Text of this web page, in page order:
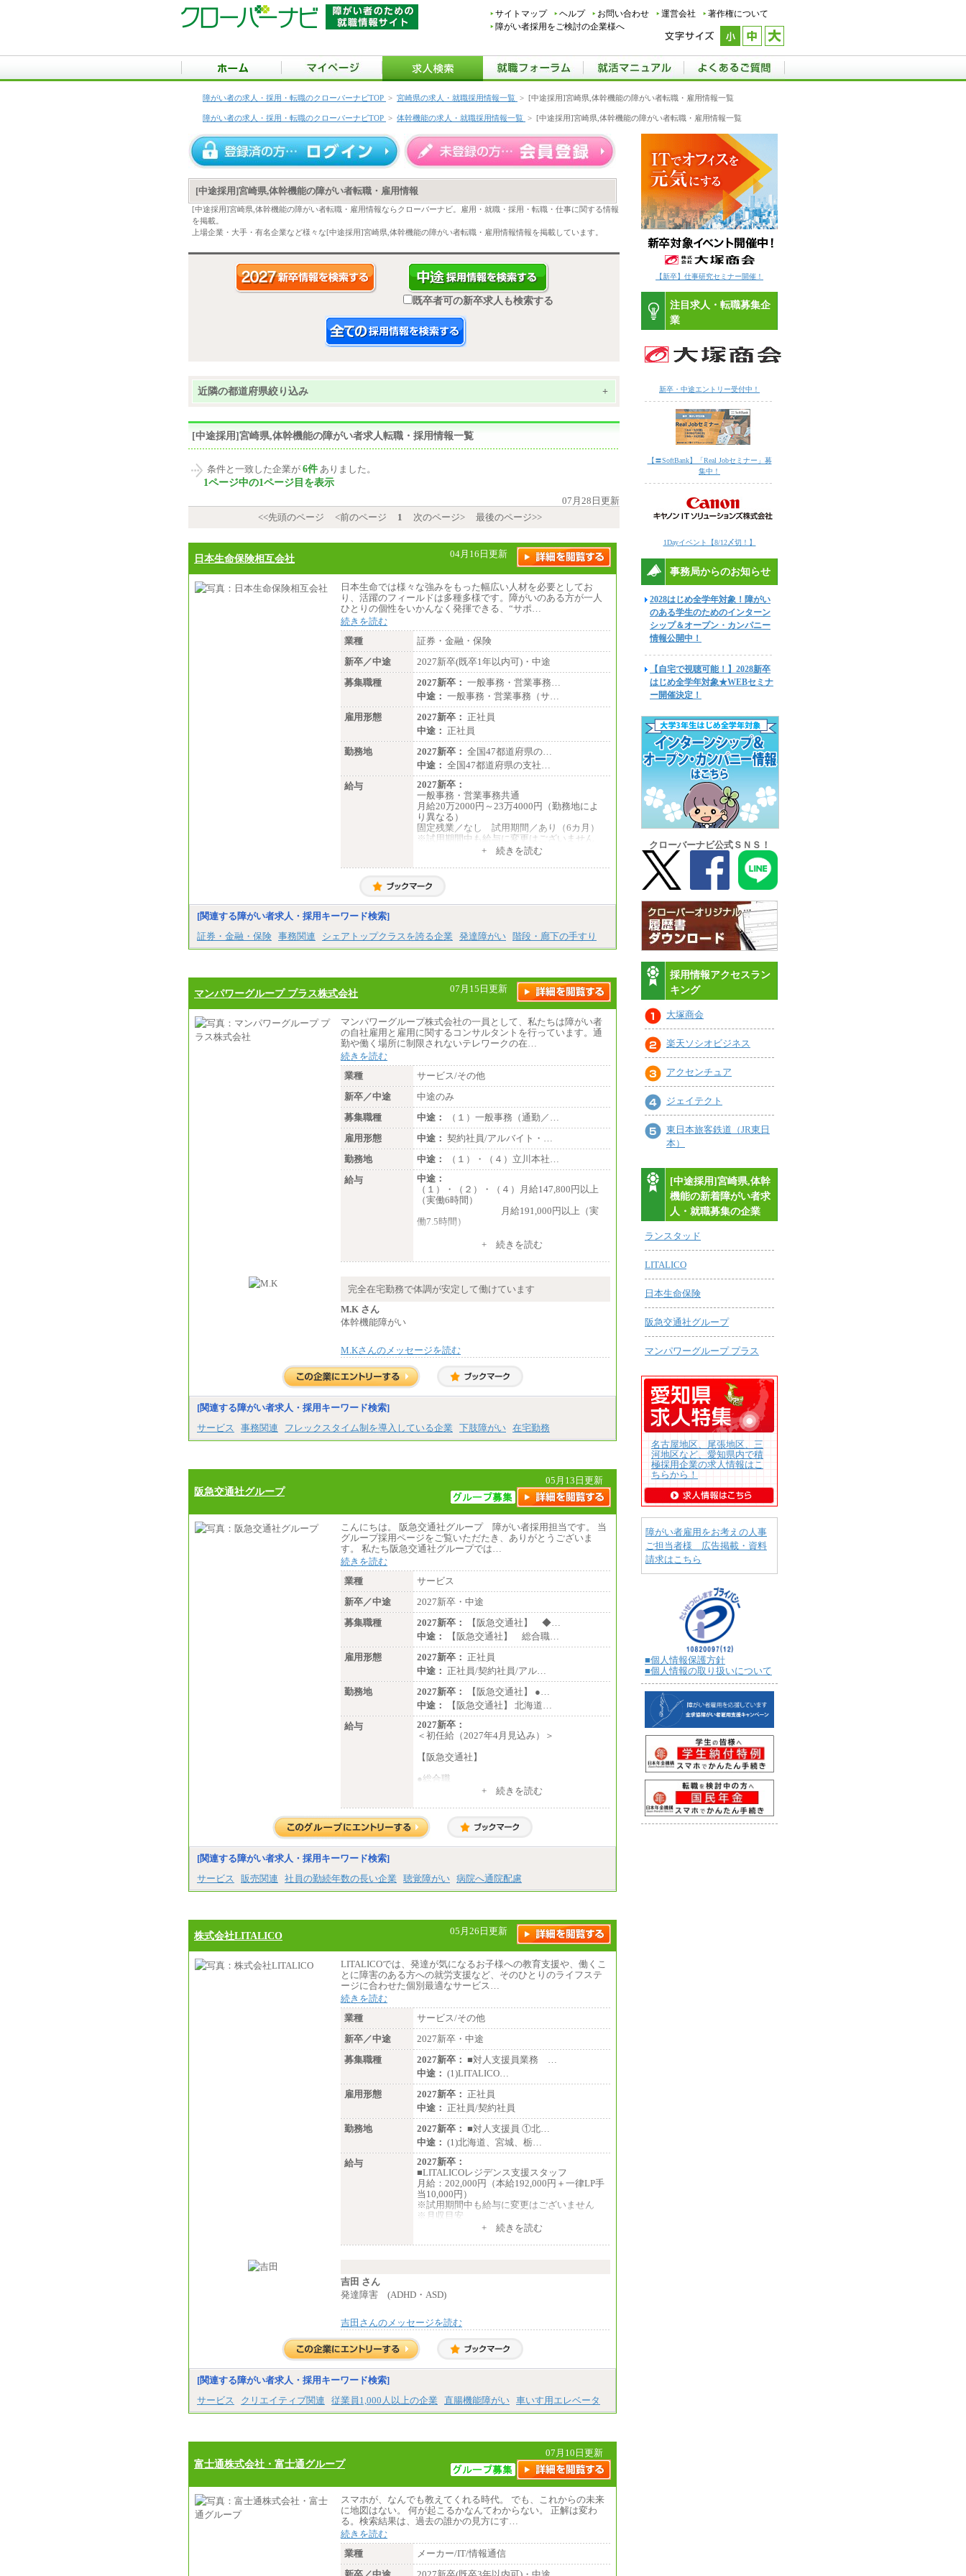
サイトマップ ヘルプ お問い合わせ 運営会社
著作権について
障がい者採用をご検討の企業様へ
障がい者の求人・採用・転職のクローバーナビTOP > 宮崎県の求人・就職採用情報一覧 > [中途採用]宮崎県,体幹機能の障がい者転職・雇用情報一覧
障がい者の求人・採用・転職のクローバーナビTOP > 体幹機能の求人・就職採用情報一覧 > [中途採用]宮崎県,体幹機能の障がい者転職・雇用情報一覧
[中途採用]宮崎県,体幹機能の障がい者転職・雇用情報
[中途採用]宮崎県,体幹機能の障がい者転職・雇用情報ならクローバーナビ。雇用・就職・採用・転職・仕事に関する情報
を掲載。
上場企業・大手・有名企業など様々な[中途採用]宮崎県,体幹機能の障がい者転職・雇用情報情報を掲載しています。
既卒者可の新卒求人も検索する
近隣の都道府県絞り込み +
[中途採用]宮崎県,体幹機能の障がい者求人転職・採用情報一覧
条件と一致した企業が 6件 ありました。
1ページ中の1ページ目を表示
07月28日更新
<<先頭のページ
<前のページ 1 次のページ> 最後のページ>>
日本生命保険相互会社 04月16日更新
日本生命では様々な強みをもった幅広い人材を必要としてお
り、活躍のフィールドは多種多様です。障がいのある方が一人
ひとりの個性をいかんなく発揮できる、“サポ…
続きを読む
業種
証券・金融・保険
新卒／中途
2027新卒(既卒1年以内可)・中途
募集職種
2027新卒： 一般事務・営業事務…
中途： 一般事務・営業事務（サ…
雇用形態
2027新卒： 正社員
中途： 正社員
勤務地
2027新卒： 全国47都道府県の…
中途： 全国47都道府県の支社…
給与
2027新卒：
一般事務・営業事務共通
月給20万2000円～23万4000円（勤務地によ
り異なる）
固定残業／なし 試用期間／あり（6カ月）
※試用期間中も給与に変更はございません
一般事務・営業事務共通
月給20万2000円～23万4000円（勤務地によ
り異なる）
固定残業／なし 試用期間／あり（6か月）
※試用期間中も給与に変更はございません。
+ 続きを読む
[関連する障がい者求人・採用キーワード検索]
証券・金融・保険 事務関連 シェアトップクラスを誇る企業 発達障がい 階段・廊下の手すり
マンパワーグループ プラス株式会社 07月15日更新
マンパワーグループ株式会社の一員として、私たちは障がい者
の自社雇用と雇用に関するコンサルタントを行っています。通
勤や働く場所に制限されないテレワークの在…
続きを読む
業種
サービス/その他
新卒／中途
中途のみ
募集職種
中途：
（１）一般事務（通勤／…
雇用形態
中途： 契約社員/アルバイト・…
勤務地
中途：
（１）・（４）立川本社…
給与
中途：
（１）・（２）・（４）月給147,800円以上
（実働6時間）
月給191,000円以上（実
働7.5時間）
（３）月給191,000円以上（実働7.5時間）
（５）月給147,800円以上（実働6時間）
時給 1,226円（実働4.5時間）
※基本給に加算して以下手当有（いず
※全ての求人において試用期間中も給与に変
更はございません。
+ 続きを読む
完全在宅勤務で体調が安定して働けています
M.K さん
体幹機能障がい
M.Kさんのメッセージを読む
[関連する障がい者求人・採用キーワード検索]
サービス
事務関連 フレックスタイム制を導入している企業 下肢障がい 在宅勤務
阪急交通社グループ
05月13日更新
こんにちは。 阪急交通社グループ 障がい者採用担当です。 当
グループ採用ページをご覧いただたき、ありがとうございま
す。 私たち阪急交通社グループでは…
続きを読む
業種
サービス
新卒／中途
2027新卒・中途
募集職種
2027新卒：
【阪急交通社】 ◆…
中途：
【阪急交通社】 総合職…
雇用形態
2027新卒： 正社員
中途： 正社員/契約社員/アル…
勤務地
2027新卒：
【阪急交通社】 ●…
中途：
【阪急交通社】 北海道…
給与
2027新卒：
＜初任給（2027年4月見込み）＞
【阪急交通社】
●総合職
月給250,000円(※1)、247,000円(※2)、242,
000円(※3)、239,000円(※4)、237,000円（※
5）
5）
※3…愛知県、静岡県
※4…北海道、宮城県、栃木県、群馬県、長
野県、新潟県、富山県、石川県、岡山県、広
島県、山口県、香川県、福岡県
※5…青森県、鳥取県、島根県、愛媛県、高
知県、大分県、長崎県、熊本県、宮崎県、鹿
児島県、沖縄県、福島県、山形県
・月給には一律地域手当を含んだ金額を表示
00円、※3…28,000円、※4…25,000円、※
5…23,000円）
・試用期間中も給与変更なし
●基幹職（地域限定社員）
・大学・院卒／月給185,000 円～219,000 円
※勤務地により異なる。
〈東京・神奈川〉219,00
0 円 〈大阪・兵庫〉209,000 円
〈愛知〉194,500 円
〈福岡〉185,000 円
・専門・短大卒／月給185,000 円～210,000
円 ※勤務地により異なる。
〈東京・神奈川〉210,
000 円 〈大阪・兵庫〉200,000 円
〈愛知〉194,500 円
〈福岡〉185,000円
※基本給のみ（地域手当なし）
2,000円～(※3)、239,000円～(※4)、237,000
・月給は一律地域手当を含んだ金額を表示
（※1…36,000円、※2…33,000円、※3…28,0
・試用期間中も給与変更なし
◆正社員/基幹職
〈愛知〉月給194,500 円～ 〈福岡〉月給185,0
00 円～
月給187,500円～(※1)、184,000円～(※2)、18
0,500円～(※3)、170,500～(※4)、168,000円
～（※5）
※1…東京都、埼玉県、千葉県、神奈川県
※2…大阪府、京都府、兵庫県、滋賀県
※4…北海道、宮城県、栃木県、群馬県、長
野県、新潟県、富山県、石川県、岡山県、広
島県、山口県、香川県、福岡県
+ 続きを読む
[関連する障がい者求人・採用キーワード検索]
サービス
販売関連 社員の勤続年数の長い企業 聴覚障がい 病院へ通院配慮
株式会社LITALICO 05月26日更新
LITALICOでは、発達が気になるお子様への教育支援や、働くこ
とに障害のある方への就労支援など、そのひとりのライフステ
ージに合わせた個別最適なサービス…
続きを読む
業種
サービス/その他
新卒／中途
2027新卒・中途
募集職種
2027新卒： ■対人支援員業務 …
中途： (1)LITALICO…
雇用形態
2027新卒： 正社員
中途： 正社員/契約社員
勤務地
2027新卒： ■対人支援員 ①北…
中途： (1)北海道、宮城、栃…
給与
2027新卒：
■LITALICOレジデンス支援スタッフ
月給：202,000円（本給192,000円＋一律LP手
当10,000円）
※試用期間中も給与に変更はございません
※月収目安
月給：202,000円
夜勤手当：28,000円（月4回）※1回7,000
円、実際の夜勤回数により変動
計：250,000円
月給：25万3,400円～
※固定残業代20時間分を手当に含む(33,900円
～)
※20時間を超過した場合は別途支給
※試用期間中も給与に変更はございません
※固定残業代20時間分を手当に含む(33,900円
～38,200円)
+ 続きを読む
吉田 さん
発達障害 (ADHD・ASD)
吉田さんのメッセージを読む
[関連する障がい者求人・採用キーワード検索]
サービス
クリエイティブ関連 従業員1,000人以上の企業 直腸機能障がい 車いす用エレベータ
富士通株式会社・富士通グループ
07月10日更新
スマホが、なんでも教えてくれる時代。 でも、これからの未来
に地図はない。 何が起こるかなんてわからない。 正解は変わ
る。検索結果は、過去の誰かの見方にす…
続きを読む
業種
メーカー/IT/情報通信
【新卒】仕事研究セミナー開催！
注目求人・転職募集企
業
新卒・中途エントリー受付中！
【〓SoftBank】「Real Jobセミナー」募
集中！
1Dayイベント【8/12〆切！】
事務局からのお知らせ
2028はじめ全学年対象！障がい
のある学生のためのインターン
シップ＆オープン・カンパニー
情報公開中！
【自宅で視聴可能！】2028新卒
はじめ全学年対象★WEBセミナ
ー開催決定！
クローバーナビ公式ＳＮＳ！
採用情報アクセスラン
キング
大塚商会
楽天ソシオビジネス
アクセンチュア
ジェイテクト
東日本旅客鉄道（JR東日
本）
[中途採用]宮崎県,体幹
機能の新着障がい者求
人・就職募集の企業
ランスタッド
LITALICO
日本生命保険
阪急交通社グループ
マンパワーグループ プラス
名古屋地区、尾張地区、三
河地区など、愛知県内で積
極採用企業の求人情報はこ
ちらから！
障がい者雇用をお考えの人事
ご担当者様 広告掲載・資料
請求はこちら
■個人情報保護方針
■個人情報の取り扱いについて